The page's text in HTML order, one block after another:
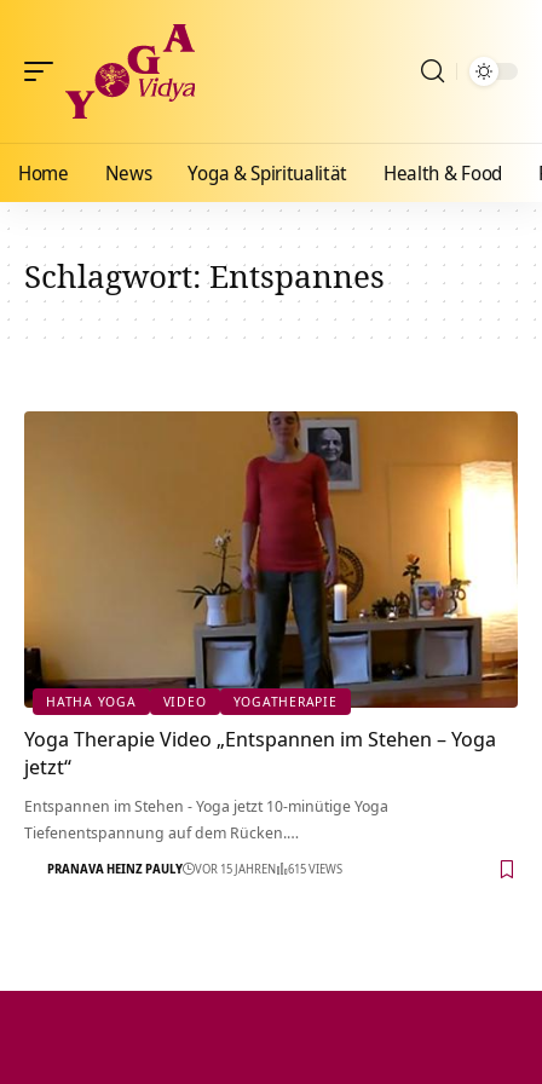
Home News Yoga & Spiritualität Health & Food
Schlagwort:Entspannes
HATHA YOGA VIDEO YOGATHERAPIE
Yoga Therapie Video „Entspannen im Stehen – Yoga
jetzt“
Entspannen im Stehen - Yoga jetzt 10-minütige Yoga
Tiefenentspannung auf dem Rücken.…
PRANAVA HEINZ PAULY VOR 15 JAHREN 615 VIEWS